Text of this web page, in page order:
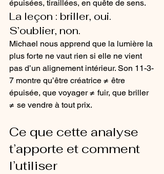
épuisées, tiraillées, en quête de sens.
La leçon : briller, oui.
S’oublier, non.
Michael nous apprend que la lumière la
plus forte ne vaut rien si elle ne vient
pas d’un alignement intérieur. Son 11-3-
7 montre qu’être créatrice ≠ être
épuisée, que voyager ≠ fuir, que briller
≠ se vendre à tout prix.
Ce que cette analyse
t’apporte et comment
l’utiliser